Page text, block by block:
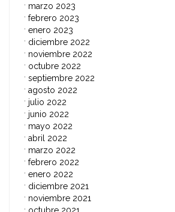
marzo 2023
febrero 2023
enero 2023
diciembre 2022
noviembre 2022
octubre 2022
septiembre 2022
agosto 2022
julio 2022
junio 2022
mayo 2022
abril 2022
marzo 2022
febrero 2022
enero 2022
diciembre 2021
noviembre 2021